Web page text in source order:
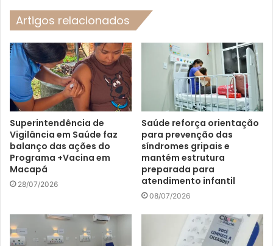
Artigos relacionados
Superintendência de
Vigilância em Saúde faz
balanço das ações do
Programa +Vacina em
Macapá
28/07/2026
Saúde reforça orientação
para prevenção das
síndromes gripais e
mantém estrutura
preparada para
atendimento infantil
08/07/2026